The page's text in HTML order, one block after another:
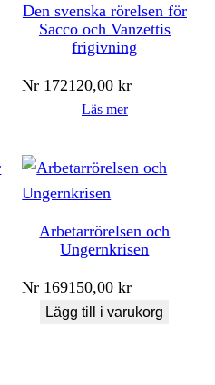
Den svenska rörelsen för
Sacco och Vanzettis
frigivning
Nr 172120,00kr
Läs mer
Arbetarrörelsen och
Ungernkrisen
Nr 169150,00kr
Lägg till i varukorg